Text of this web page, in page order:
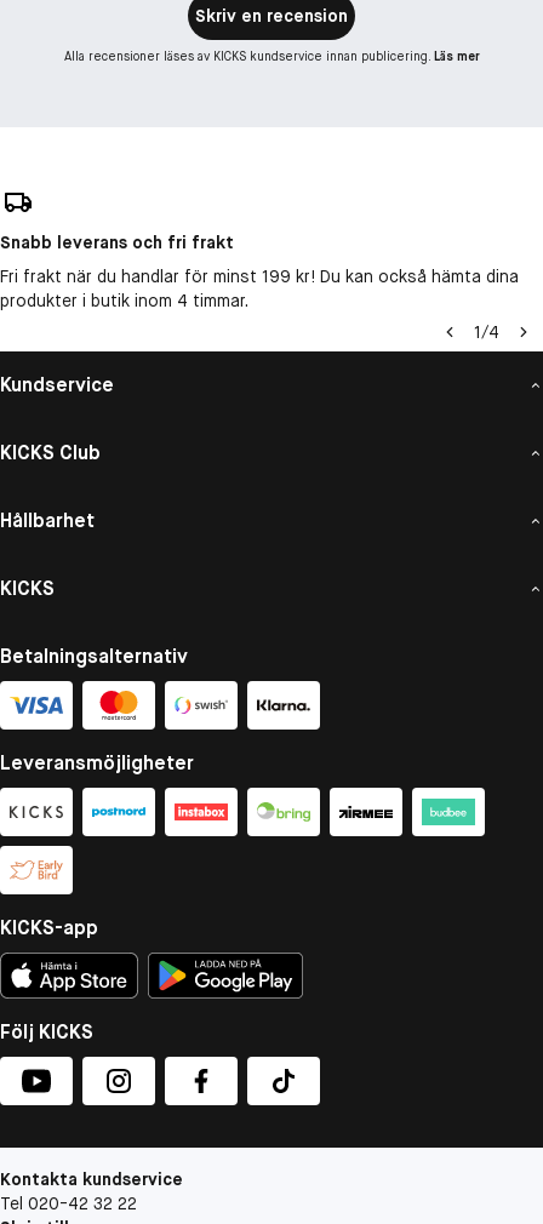
Skriv en recension
Alla recensioner läses av KICKS kundservice innan publicering. Läs mer
Snabb leverans och fri frakt
Fri frakt när du handlar för minst 199 kr! Du kan också hämta dina
produkter i butik inom 4 timmar.
1/4
Kundservice
KICKS Club
Hållbarhet
KICKS
Betalningsalternativ
Leveransmöjligheter
KICKS-app
Följ KICKS
Kontakta kundservice
Tel 020-42 32 22